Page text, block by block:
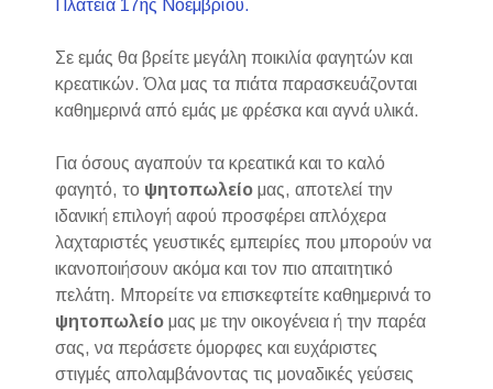
Πλατεία 17ης Νοεμβρίου.
Σε εμάς θα βρείτε μεγάλη ποικιλία φαγητών και
κρεατικών. Όλα μας τα πιάτα παρασκευάζονται
καθημερινά από εμάς με φρέσκα και αγνά υλικά.
Για όσους αγαπούν τα κρεατικά και το καλό
φαγητό, το ψητοπωλείο μας, αποτελεί την
ιδανική επιλογή αφού προσφέρει απλόχερα
λαχταριστές γευστικές εμπειρίες που μπορούν να
ικανοποιήσουν ακόμα και τον πιο απαιτητικό
πελάτη. Μπορείτε να επισκεφτείτε καθημερινά το
ψητοπωλείο μας με την οικογένεια ή την παρέα
σας, να περάσετε όμορφες και ευχάριστες
στιγμές απολαμβάνοντας τις μοναδικές γεύσεις